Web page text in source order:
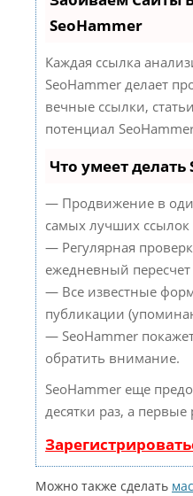
SeoHammer
Каждая ссылка
SeoHammer делает
вечные ссылки,
потенциал
Что умеет делать
— Продвижение в
самых лучших ссылок
— Регулярная
ежедневный пересчет
— Все известные
публикации
— SeoHammer
обратить внимание.
SeoHammer еще
десятки раз, а
Можно также сделать